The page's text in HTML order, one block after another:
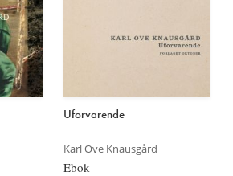
Uforvarende
Karl Ove Knausgård
Ebok